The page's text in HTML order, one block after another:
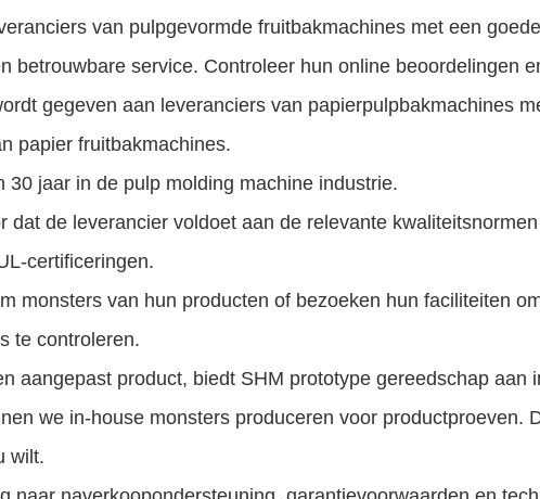
van pulpgevormde fruitbakmachines met een
betrouwbare service. Controleer hun online beoordelingen
gegeven aan leveranciers van papierpulpbakmachines
papier fruitbakmachines.
30 jaar in de pulp molding machine industrie.
dat de leverancier voldoet aan de relevante
certificeringen.
monsters van hun producten of bezoeken hun faciliteiten
te controleren.
aangepast product, biedt SHM prototype gereedschap aan
we in-house monsters produceren voor productproeven.
wilt.